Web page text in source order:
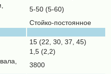
5-50 (5-60)
Стойко-постоянное
15 (22, 30, 37, 45)
1,5 (2,2)
3800